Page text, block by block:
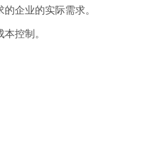
企业的实际需求。
控制。